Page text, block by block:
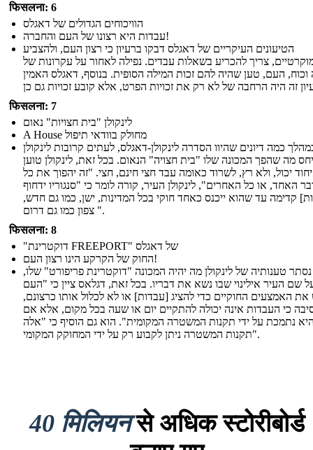
फिसलना: 6
הוויכוחים הגדולים של דאגלס
עבדות היא רצונו של העם והחברה!
הטיעונים העיקריים של דאגלס דבקו ברעיון כי רצון העם, ולהצביע
צריך להכריע בשאלות עבדים. נפילה לאחור על עקרונות של
וכוח, העם, טען שהיה להם זכות המילה הסופית. בנוסף, דאגלס האמין
फिसलना: 7
לינקולן "בית חצויות" נאום
A House מחולק בוודאי תיפול
כמה דיונים שהיוו הסדרה לינקולן-דאגלס, לעתים קרובות לינקולן
מה שהפך המכונה שלו "בית חצויה" הנאום. בכל זאת, לינקולן טוען
יכול, ולא רץ, לשרוד כאומה עבד חצי חינם, חצי. "זה יהפוך את כל
האחד, או כל האחרים", לינקולן העיר, קורה לומר כי "סנגוריו ידחוף
קדימה עד שהוא ייכנס כאחד חוקי בכל המדינות, ישן, כמו גם חדש,
צפון כמו גם דרום ".
फिसलना: 8
"דוקטרינת FREEPORT" של דאגלס
החוק של הקרקע הינו רצון העם!
טענותיה של לינקולן מה יהיה המכונה "דוקטרינת פריפורט" שלו,
שם העיר אילינוי שבו נשא את דבריו. בכל זאת, דגלאס ציין כי "העם
את האמצעים החוקיים כדי להציג [עבדות] או לא לכלול אותו כרצונם,
כי העבדות אינה יכולה להתקיים יום או שעה בכל מקום, אלא אם
נתמכת על ידי תקנות המשטרה המקומית". הוא גם הוסיף כי "אלה
תקנות המשטרה ניתן לקבוע רק על ידי המחוקק המקומי".
40 मिलियनसे अधिक स्टोरीबोर्ड